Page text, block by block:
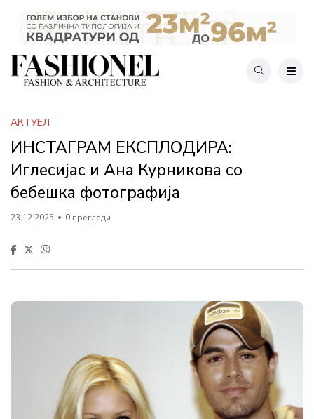
АКТУЕЛ
ИНСТАГРАМ ЕКСПЛОДИРА:
Иглесијас и Ана Курникова со
бебешка фотографија
23.12.2025 0 прегледи